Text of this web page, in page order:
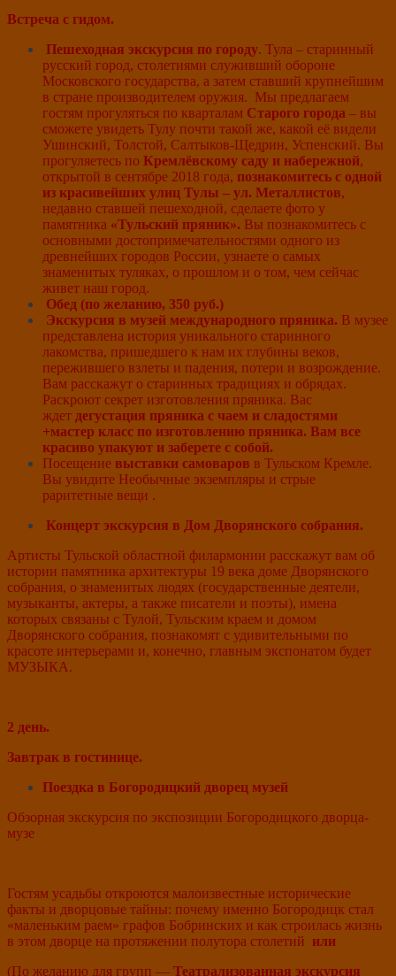
Встреча с гидом.
Пешеходная экскурсия по городу. Тула – старинный
русский город, столетиями служивший обороне
Московского государства, а затем ставший крупнейшим
в стране производителем оружия. Мы предлагаем
гостям прогуляться по кварталам Старого города – вы
сможете увидеть Тулу почти такой же, какой её видели
Ушинский, Толстой, Салтыков-Щедрин, Успенский. Вы
прогуляетесь по Кремлёвскому саду и набережной,
открытой в сентябре 2018 года, познакомитесь с одной
из красивейших улиц Тулы – ул. Металлистов,
недавно ставшей пешеходной, сделаете фото у
памятника «Тульский пряник». Вы познакомитесь с
основными достопримечательностями одного из
древнейших городов России, узнаете о самых
знаменитых туляках, о прошлом и о том, чем сейчас
живет наш город.
Обед (по желанию, 350 руб.)
Экскурсия в музей международного пряника. В музее
представлена история уникального старинного
лакомства, пришедшего к нам их глубины веков,
пережившего взлеты и падения, потери и возрождение.
Вам расскажут о старинных традициях и обрядах.
Раскроют секрет изготовления пряника. Вас
ждет дегустация пряника с чаем и сладостями
+мастер класс по изготовлению пряника. Вам все
красиво упакуют и заберете с собой.
Посещение выставки самоваров в Тульском Кремле.
Вы увидите Необычные экземпляры и стрые
раритетные вещи .
Концерт экскурсия в Дом Дворянского собрания.
Артисты Тульской областной филармонии расскажут вам об
истории памятника архитектуры 19 века доме Дворянского
собрания, о знаменитых людях (государственные деятели,
музыканты, актеры, а также писатели и поэты), имена
которых связаны с Тулой, Тульским краем и домом
Дворянского собрания, познакомят с удивительными по
красоте интерьерами и, конечно, главным экспонатом будет
МУЗЫКА.
2 день.
Завтрак в гостинице.
Поездка в Богородицкий дворец музей
Обзорная экскурсия по экспозиции Богородицкого дворца-
музе
Гостям усадьбы откроются малоизвестные исторические
факты и дворцовые тайны: почему именно Богородицк стал
«маленьким раем» графов Бобринских и как строилась жизнь
в этом дворце на протяжении полутора столетий или
(По желанию для групп — Театрализованная экскурсия